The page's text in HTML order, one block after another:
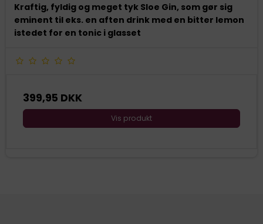
Kraftig, fyldig og meget tyk Sloe Gin, som gør sig
eminent til eks. en aften drink med en bitter lemon
istedet for en tonic i glasset
399,95 DKK
Vis produkt